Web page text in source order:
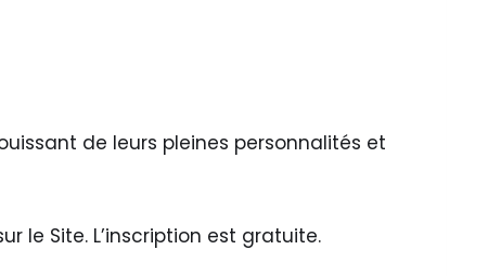
de leurs pleines personnalités et
le Site. L’inscription est gratuite.